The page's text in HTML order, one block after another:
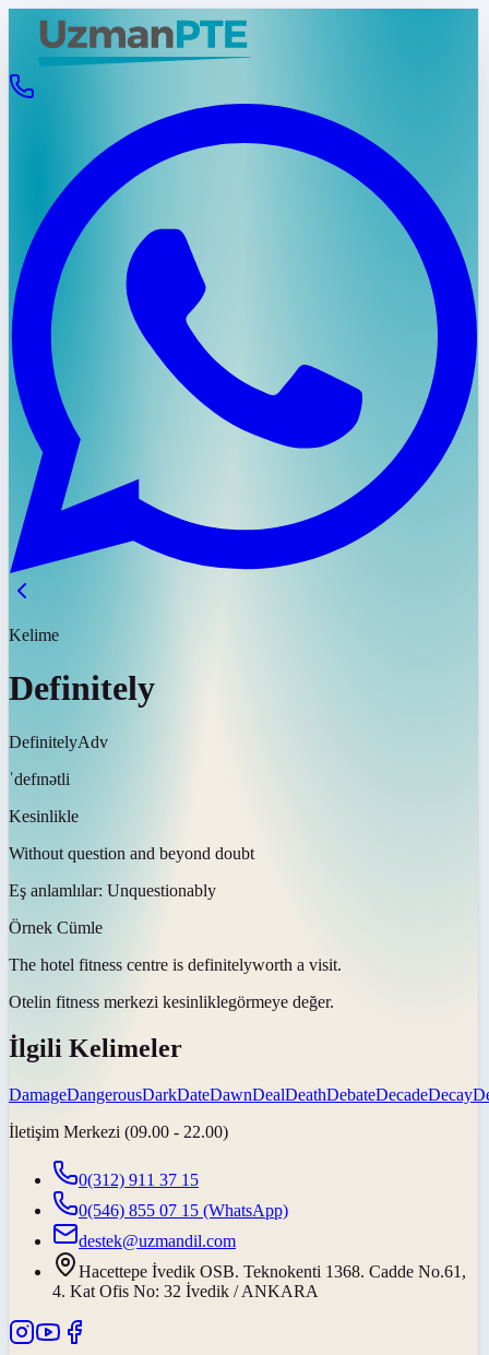
Kelime
Definitely
DefinitelyAdv
ˈdefɪnətli
Kesinlikle
Without question and beyond doubt
Eş anlamlılar: Unquestionably
Örnek Cümle
The hotel fitness centre is definitelyworth a visit.
Otelin fitness merkezi kesinliklegörmeye değer.
İlgili Kelimeler
DamageDangerousDarkDateDawnDealDeathDebateDecadeDecay
İletişim Merkezi (09.00 - 22.00)
0(312) 911 37 15
0(546) 855 07 15 (WhatsApp)
destek@uzmandil.com
Hacettepe İvedik OSB. Teknokenti 1368. Cadde No.61,
4. Kat Ofis No: 32 İvedik / ANKARA